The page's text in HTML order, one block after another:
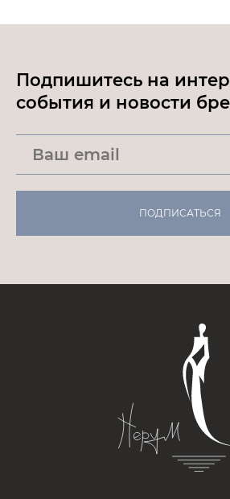
Подпишитесь на
события и новости
ПОДПИСАТЬСЯ